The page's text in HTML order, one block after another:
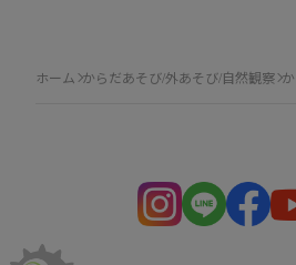
ホーム からだあそび/外あそび/自然観察